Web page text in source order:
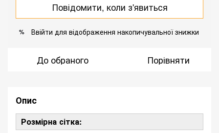
Повідомити, коли з'явиться
% Ввійти для відображення накопичувальної знижки
До обраного Порівняти
Опис
Розмірна сітка: